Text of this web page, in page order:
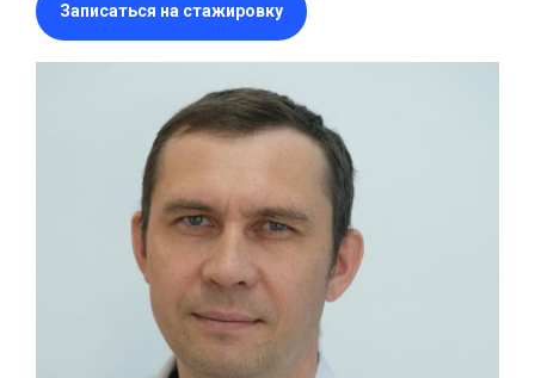
Записаться на стажировку